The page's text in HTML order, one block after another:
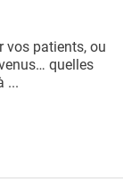
vos patients, ou
quelles
...